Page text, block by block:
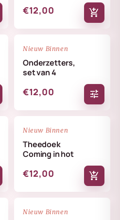
€12,00 add_shopping_cart
NIEUW
Nieuw Binnen
Onderzetters,
set van 4
€12,00 tune
NIEUW
Nieuw Binnen
Theedoek
Coming in hot
€12,00 add_shopping_cart
NIEUW
Nieuw Binnen